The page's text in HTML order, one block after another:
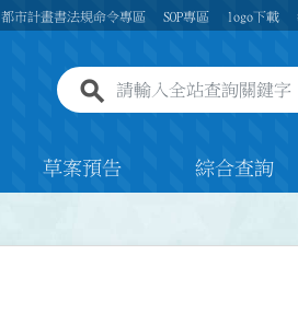
都市計畫書法規命令專區 SOP專區 logo下載
全站查詢關鍵字欄位
草案預告 綜合查詢